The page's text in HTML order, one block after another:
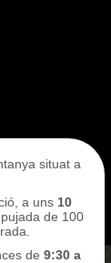
situat a
a uns 10
de 100
de 9:30 a